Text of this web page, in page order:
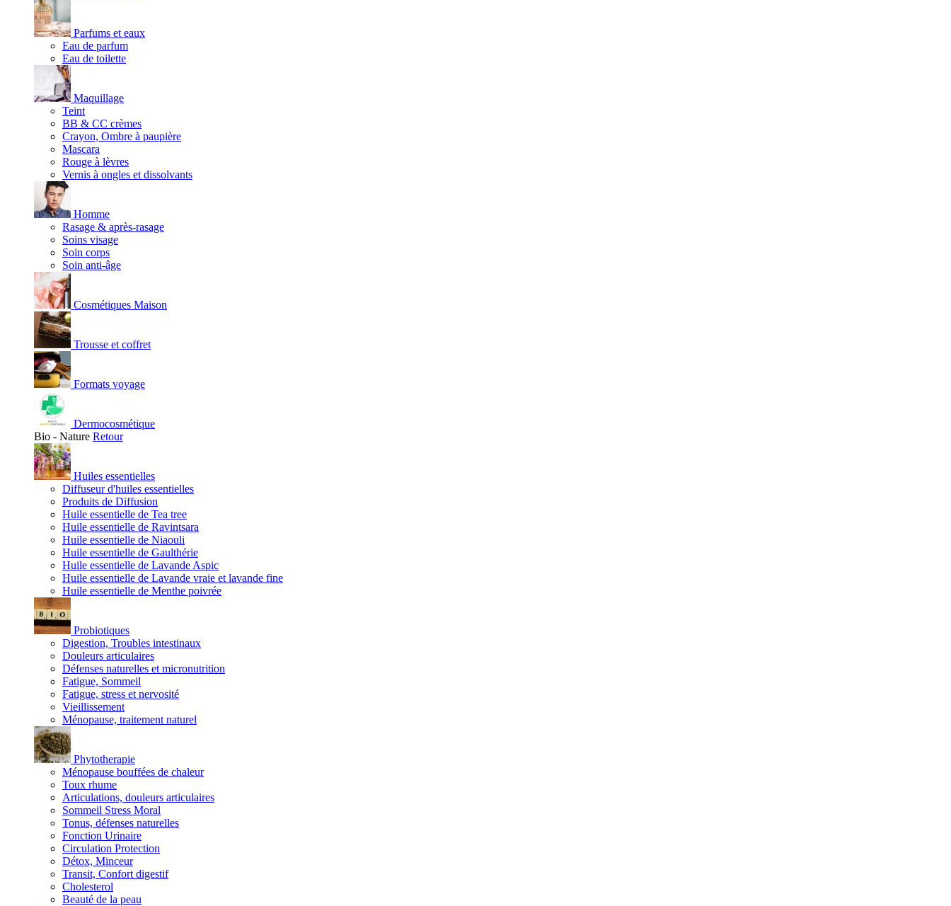
Parfums et eaux
Eau de parfum
Eau de toilette
Maquillage
Teint
BB & CC crèmes
Crayon, Ombre à paupière
Mascara
Rouge à lèvres
Vernis à ongles et dissolvants
Homme
Rasage & après-rasage
Soins visage
Soin corps
Soin anti-âge
Cosmétiques Maison
Trousse et coffret
Formats voyage
Dermocosmétique
Bio - Nature Retour
Huiles essentielles
Diffuseur d'huiles essentielles
Produits de Diffusion
Huile essentielle de Tea tree
Huile essentielle de Ravintsara
Huile essentielle de Niaouli
Huile essentielle de Gaulthérie
Huile essentielle de Lavande Aspic
Huile essentielle de Lavande vraie et lavande fine
Huile essentielle de Menthe poivrée
Probiotiques
Digestion, Troubles intestinaux
Douleurs articulaires
Défenses naturelles et micronutrition
Fatigue, Sommeil
Fatigue, stress et nervosité
Vieillissement
Ménopause, traitement naturel
Phytotherapie
Ménopause bouffées de chaleur
Toux rhume
Articulations, douleurs articulaires
Sommeil Stress Moral
Tonus, défenses naturelles
Fonction Urinaire
Circulation Protection
Détox, Minceur
Transit, Confort digestif
Cholesterol
Beauté de la peau